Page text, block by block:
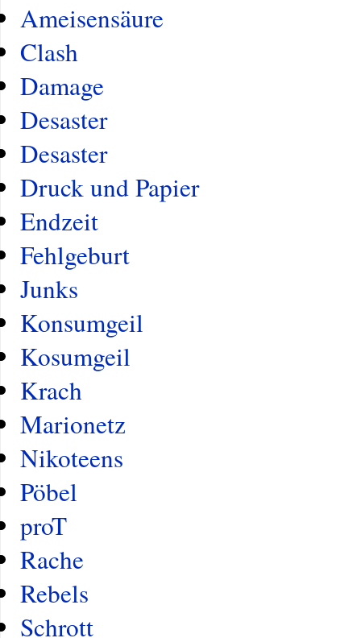
Ameisensäure
Clash
Damage
Desaster
Desaster
Druck und Papier
Endzeit
Fehlgeburt
Junks
Konsumgeil
Kosumgeil
Krach
Marionetz
Nikoteens
Pöbel
proT
Rache
Rebels
Schrott